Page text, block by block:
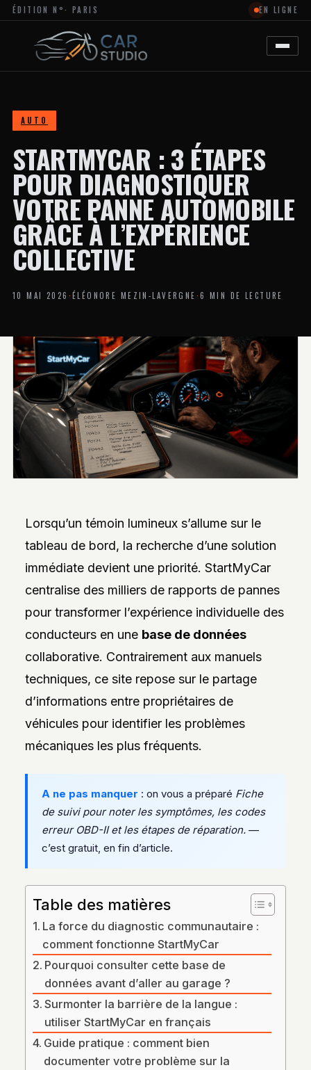
ÉDITION N°
MAGAZINE
DÉDIÉ
L’ACTUALITÉ
AUTOMOBILE
ET
MOTO,
LA
PERSONNALISATION
ET
AUX
TENDANCES
CRÉATIVES
DANS
L’UNIVERS
DES
VÉHICULES.
PROPOSE
EXCLUSIVES
DE
DESIGNERS,
DES
REPORTAGES
PHOTO
INSPIRANTS,
DES
ANALYSES
NOUVEAUTÉS
DES
DANS
PERSONNALISATION
L’ACCENT
MIS
L’EXPLORATION
DES
STYLES,
DES
L’ESTHÉTIQUE
PASSIONNÉS
PROFESSIONNELS.
· PARIS EN LIGNE
AUTO
STARTMYCAR : 3 ÉTAPES
POUR DIAGNOSTIQUER
VOTRE PANNE AUTOMOBILE
GRÂCE À L’EXPÉRIENCE
COLLECTIVE
10 MAI 2026 ·ÉLÉONORE MEZIN-LAVERGNE·6 MIN DE LECTURE
Lorsqu’un témoin lumineux s’allume sur le
tableau de bord, la recherche d’une solution
immédiate devient une priorité. StartMyCar
centralise des milliers de rapports de pannes
pour transformer l’expérience individuelle des
conducteurs en une base de données
collaborative. Contrairement aux manuels
techniques, ce site repose sur le partage
d’informations entre propriétaires de
véhicules pour identifier les problèmes
mécaniques les plus fréquents.
A ne pas manquer : on vous a préparé Fiche
de suivi pour noter les symptômes, les codes
erreur OBD-II et les étapes de réparation.—
c’est gratuit, en fin d’article.
Table des matières
La force du diagnostic communautaire :
comment fonctionne StartMyCar
Pourquoi consulter cette base de
données avant d’aller au garage ?
Surmonter la barrière de la langue :
utiliser StartMyCar en français
Guide pratique : comment bien
documenter votre problème sur la